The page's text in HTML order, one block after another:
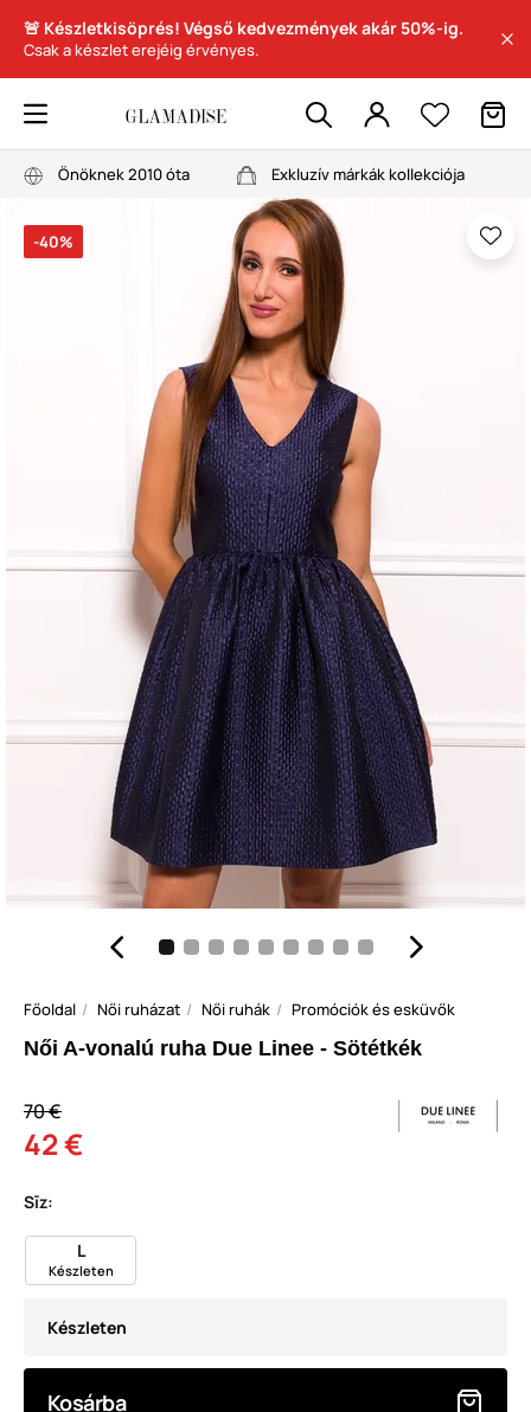
🚨 Készletkisöprés! Végső kedvezmények akár 50%-ig.
Csak a készlet erejéig érvényes.
Önöknek 2010 óta Exkluzív márkák kollekciója
-40%
Főoldal Női ruházat Női ruhák Promóciók és esküvők
Női A-vonalú ruha Due Linee - Sötétkék
70 €
42 €
Sīz:
L
Készleten
Készleten
Kosárba